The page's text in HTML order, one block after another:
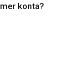
konta?